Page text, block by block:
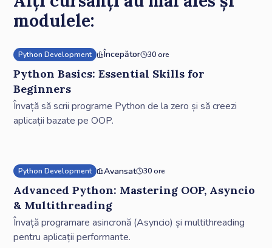
modulele:
Python Development Începător 30 ore
Python Basics: Essential Skills for
Beginners
Învață să scrii programe Python de la zero și să creezi
aplicații bazate pe OOP.
Python Development Avansat 30 ore
Advanced Python: Mastering OOP, Asyncio
& Multithreading
Învață programare asincronă (Asyncio) și multithreading
pentru aplicații performante.